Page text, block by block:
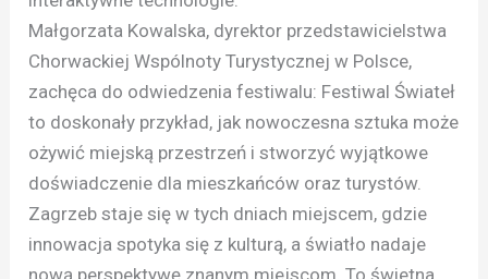
Małgorzata Kowalska, dyrektor przedstawicielstwa
Chorwackiej Wspólnoty Turystycznej w Polsce,
zachęca do odwiedzenia festiwalu: Festiwal Świateł
to doskonały przykład, jak nowoczesna sztuka może
ożywić miejską przestrzeń i stworzyć wyjątkowe
doświadczenie dla mieszkańców oraz turystów.
Zagrzeb staje się w tych dniach miejscem, gdzie
innowacja spotyka się z kulturą, a światło nadaje
nową perspektywę znanym miejscom. To świetna